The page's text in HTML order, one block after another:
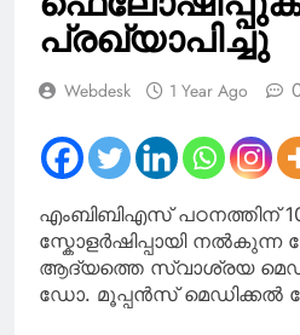
പ്രഖ്യാപിച്ചു
Webdesk 1 Year Ago
എംബിബിഎസ് പഠനത്തിന്
സ്കോളർഷിപ്പായി നൽകുന്ന
ആദ്യത്തെ സ്വാശ്രയ
ഡോ. മൂപ്പൻസ് മെഡിക്കൽ